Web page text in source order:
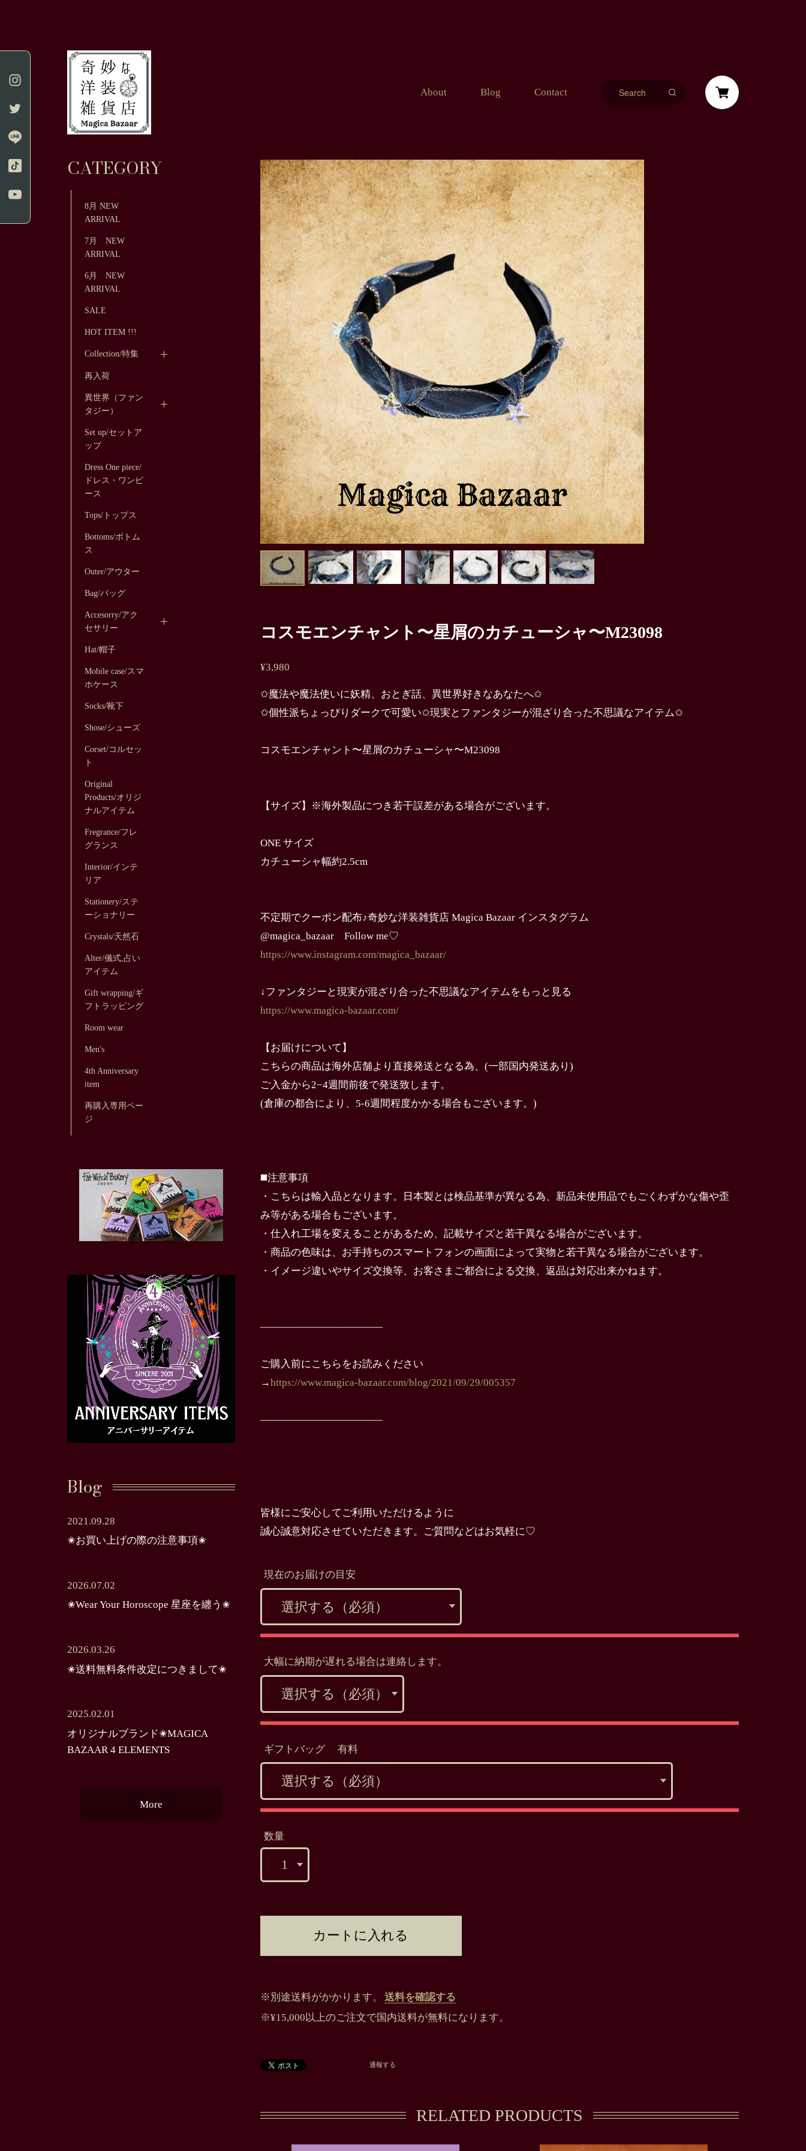
About Blog Contact
コスモエンチャント〜星屑のカチューシャ〜M23098
¥3,980
✩魔法や魔法使いに妖精、おとぎ話、異世界好きなあなたへ✩
✩個性派ちょっぴりダークで可愛い✩現実とファンタジーが混ざり合った不思議なアイテム✩
コスモエンチャント〜星屑のカチューシャ〜M23098
【サイズ】※海外製品につき若干誤差がある場合がございます。
ONE サイズ
カチューシャ幅約2.5cm
不定期でクーポン配布♪奇妙な洋装雑貨店 Magica Bazaar インスタグラム
@magica_bazaar Follow me♡
https://www.instagram.com/magica_bazaar/
↓ファンタジーと現実が混ざり合った不思議なアイテムをもっと見る
https://www.magica-bazaar.com/
【お届けについて】
こちらの商品は海外店舗より直接発送となる為、(一部国内発送あり)
ご入金から2−4週間前後で発送致します。
(倉庫の都合により、5-6週間程度かかる場合もございます。)
◼️注意事項
・こちらは輸入品となります。日本製とは検品基準が異なる為、新品未使用品でもごくわずかな傷や歪
み等がある場合もございます。
・仕入れ工場を変えることがあるため、記載サイズと若干異なる場合がございます。
・商品の色味は、お手持ちのスマートフォンの画面によって実物と若干異なる場合がございます。
・イメージ違いやサイズ交換等、お客さまご都合による交換、返品は対応出来かねます。
————————————
ご購入前にこちらをお読みください
→https://www.magica-bazaar.com/blog/2021/09/29/005357
————————————
皆様にご安心してご利用いただけるように
誠心誠意対応させていただきます。ご質問などはお気軽に♡
現在のお届けの目安
大幅に納期が遅れる場合は連絡します。
ギフトバッグ 有料
数量
カートに入れる
※別途送料がかかります。
送料を確認する
※¥15,000以上のご注文で国内送料が無料になります。
通報する
RELATED PRODUCTS
CATEGORY
8月 NEW
ARRIVAL
7月 NEW
ARRIVAL
6月 NEW
ARRIVAL
SALE
HOT ITEM !!!
Collection/特集
再入荷
異世界（ファン
タジー）
Set up/セットア
ップ
Dress One piece/
ドレス・ワンピ
ース
Tops/トップス
Bottoms/ボトム
ス
Outer/アウター
Bag/バッグ
Accesorry/アク
セサリー
Hat/帽子
Mobile case/スマ
ホケース
Socks/靴下
Shose/シューズ
Corset/コルセッ
ト
Original
Products/オリジ
ナルアイテム
Fregrance/フレ
グランス
Interior/インテ
リア
Stationery/ステ
ーショナリー
Crystals/天然石
Alter/儀式,占い
アイテム
Gift wrapping/ギ
フトラッピング
Room wear
Men's
4th Anniversary
item
再購入専用ペー
ジ
Blog
2021.09.28
✬お買い上げの際の注意事項✬
2026.07.02
✬Wear Your Horoscope 星座を纏う✬
2026.03.26
✬送料無料条件改定につきまして✬
2025.02.01
オリジナルブランド✬MAGICA
BAZAAR 4 ELEMENTS
More